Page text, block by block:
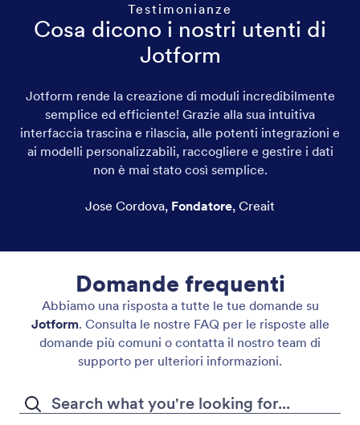
Testimonianze
Cosa dicono i nostri utenti di
Jotform
Jotform rende la creazione di moduli incredibilmente
semplice ed efficiente! Grazie alla sua intuitiva
interfaccia trascina e rilascia, alle potenti integrazioni e
ai modelli personalizzabili, raccogliere e gestire i dati
non è mai stato così semplice.
Jose Cordova, Fondatore, Creait
Domande frequenti
Abbiamo una risposta a tutte le tue domande su
Jotform. Consulta le nostre FAQ per le risposte alle
domande più comuni o contatta il nostro team di
supporto per ulteriori informazioni.